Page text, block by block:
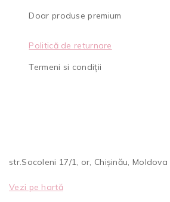
Doar produse premium
Politică de returnare
Termeni si condiții
str.Socoleni 17/1, or, Chișinău, Moldova
Vezi pe hartă